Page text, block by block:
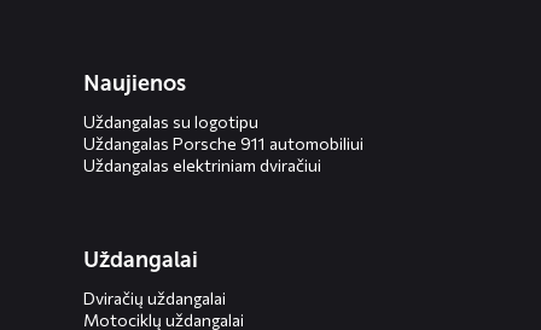
Naujienos
Uždangalas su logotipu
Uždangalas Porsche 911 automobiliui
Uždangalas elektriniam dviračiui
Uždangalai
Dviračių uždangalai
Motociklų uždangalai